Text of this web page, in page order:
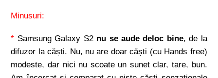
Minusuri:
* Samsung Galaxy S2 nu se aude deloc bine, de la
difuzor la căști. Nu, nu are doar căști (cu Hands free)
modeste, dar nici nu scoate un sunet clar, tare, bun.